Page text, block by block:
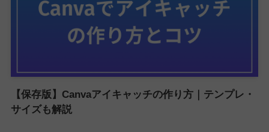
【保存版】Canvaアイキャッチの作り方｜テンプレ・
サイズも解説